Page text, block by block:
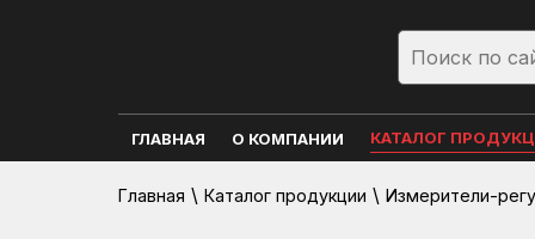
ГЛАВНАЯ О КОМПАНИИ КАТАЛОГ
Главная \ Каталог продукции \ Измерители-